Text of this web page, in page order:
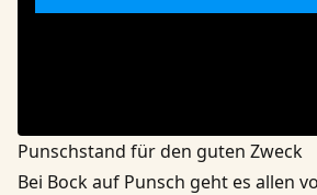
Punschstand für den guten Zweck
Bei Bock auf Punsch geht es allen